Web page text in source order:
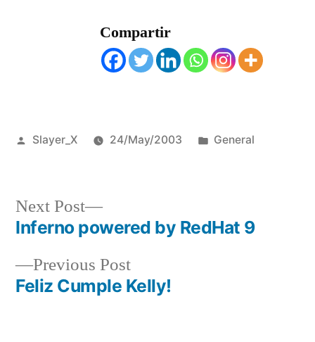
Compartir
Posted
Slayer_X 24/May/2003
Posted
General
Post
navigation
Previous PostPrevious
post:
Feliz Cumple Kelly!
Next Post
Next
post:
Inferno powered by RedHat 9